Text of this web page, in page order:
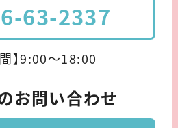
63-2337
】9:00〜18:00
お問い合わせ